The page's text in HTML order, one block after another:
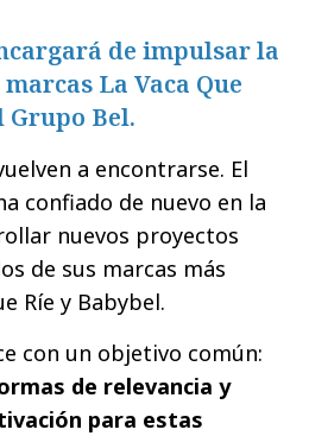
de impulsar la
La Vaca Que
Grupo Bel.
a encontrarse. El
confiado de nuevo en la
nuevos proyectos
de sus marcas más
Ríe y Babybel.
con un objetivo común:
de relevancia y
para estas